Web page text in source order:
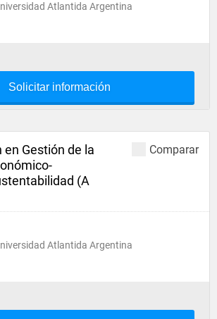
Atlantida Argentina
Solicitar información
Comparar
en Gestión de la
(A
Atlantida Argentina